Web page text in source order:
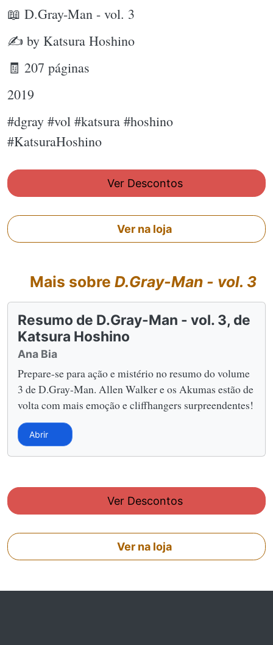
📖 D.Gray-Man - vol. 3
✍ by Katsura Hoshino
🧾 207 páginas
2019
#dgray #vol #katsura #hoshino
#KatsuraHoshino
Ver Descontos
Ver na loja
Mais sobre D.Gray-Man - vol. 3
Resumo de D.Gray-Man - vol. 3, de
Katsura Hoshino
Ana Bia
Prepare-se para ação e mistério no resumo do volume
3 de D.Gray-Man. Allen Walker e os Akumas estão de
volta com mais emoção e cliffhangers surpreendentes!
Abrir
Ver Descontos
Ver na loja